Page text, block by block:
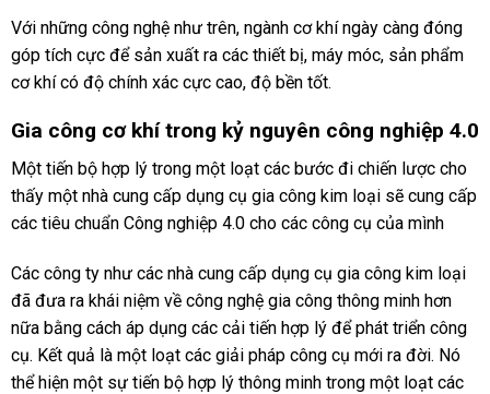
Với những công nghệ như trên, ngành cơ khí ngày càng đóng
góp tích cực để sản xuất ra các thiết bị, máy móc, sản phẩm
cơ khí có độ chính xác cực cao, độ bền tốt.
Gia công cơ khí trong kỷ nguyên công nghiệp 4.0
Một tiến bộ hợp lý trong một loạt các bước đi chiến lược cho
thấy một nhà cung cấp dụng cụ gia công kim loại sẽ cung cấp
các tiêu chuẩn Công nghiệp 4.0 cho các công cụ của mình
Các công ty như các nhà cung cấp dụng cụ gia công kim loại
đã đưa ra khái niệm về công nghệ gia công thông minh hơn
nữa bằng cách áp dụng các cải tiến hợp lý để phát triển công
cụ. Kết quả là một loạt các giải pháp công cụ mới ra đời. Nó
thể hiện một sự tiến bộ hợp lý thông minh trong một loạt các